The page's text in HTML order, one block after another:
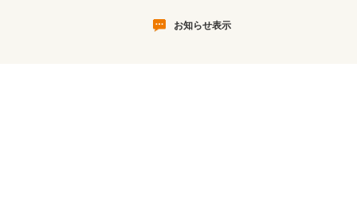
お知らせ表示